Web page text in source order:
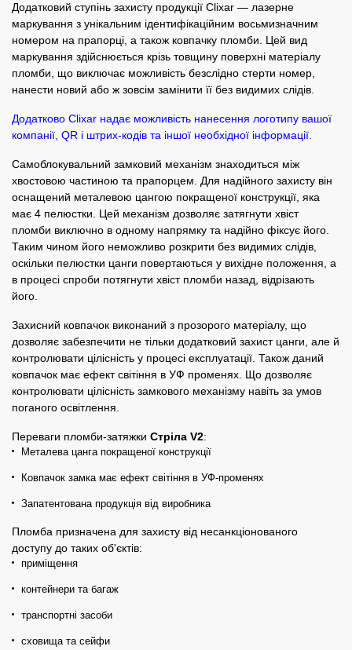
Додатковий ступінь захисту продукції Clixar — лазерне
маркування з унікальним ідентифікаційним восьмизначним
номером на прапорці, а також ковпачку пломби. Цей вид
маркування здійснюється крізь товщину поверхні матеріалу
пломби, що виключає можливість безслідно стерти номер,
нанести новий або ж зовсім замінити її без видимих ​​слідів.
Додатково Clixar надає можливість нанесення логотипу вашої
компанії, QR і штрих-кодів та іншої необхідної інформації.
Самоблокувальний замковий механізм знаходиться між
хвостовою частиною та прапорцем. Для надійного захисту він
оснащений металевою цангою покращеної конструкції, яка
має 4 пелюстки. Цей механізм дозволяє затягнути хвіст
пломби виключно в одному напрямку та надійно фіксує його.
Таким чином його неможливо розкрити без видимих ​​слідів,
оскільки пелюстки цанги повертаються у вихідне положення, а
в процесі спроби потягнути хвіст пломби назад, відрізають
його.
Захисний ковпачок виконаний з прозорого матеріалу, що
дозволяє забезпечити не тільки додатковий захист цанги, але й
контролювати цілісність у процесі експлуатації. Також даний
ковпачок має ефект світіння в УФ променях. Що дозволяє
контролювати цілісність замкового механізму навіть за умов
поганого освітлення.
Переваги пломби-затяжки Стріла V2:
Металева цанга покращеної конструкції
Ковпачок замка має ефект світіння в УФ-променях
Запатентована продукція від виробника
Пломба призначена для захисту від несанкціонованого
доступу до таких об'єктів:
приміщення
контейнери та багаж
транспортні засоби
сховища та сейфи